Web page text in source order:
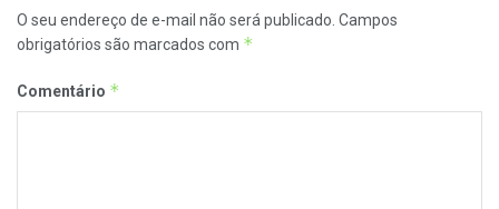
O seu endereço de e-mail não será publicado. Campos
obrigatórios são marcados com *
Comentário *